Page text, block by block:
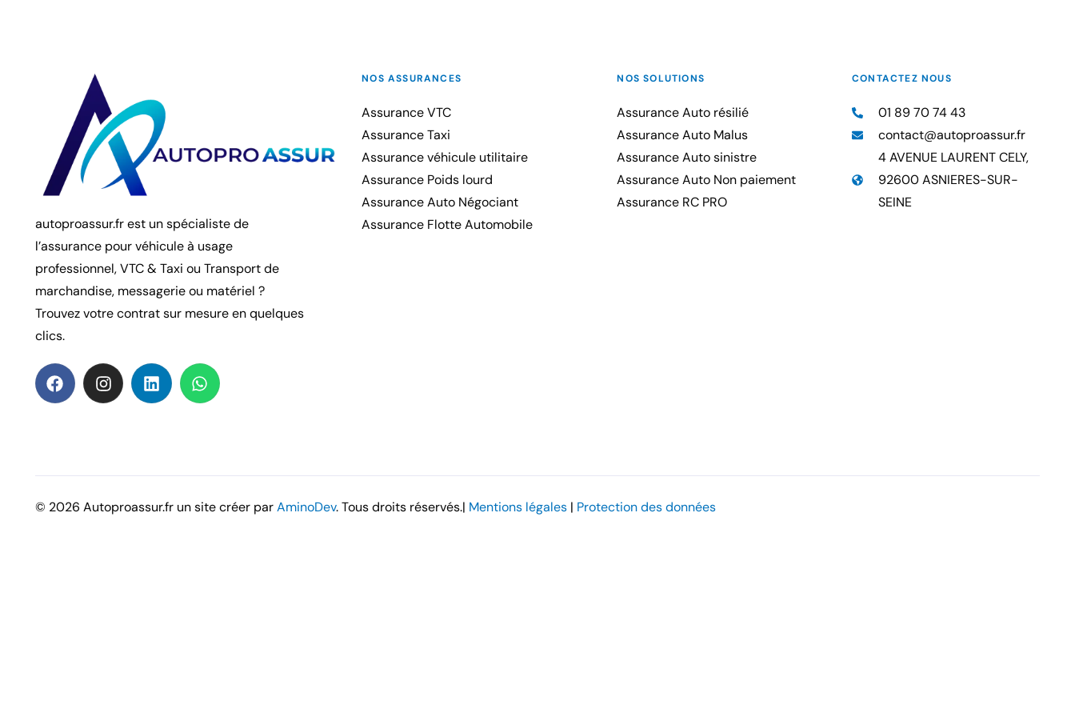
autoproassur.fr est un spécialiste de
l’assurance pour véhicule à usage
professionnel, VTC & Taxi ou Transport de
marchandise, messagerie ou matériel ?
Trouvez votre contrat sur mesure en quelques
clics.
NOS ASSURANCES
Assurance VTC
Assurance Taxi
Assurance véhicule utilitaire
Assurance Poids lourd
Assurance Auto Négociant
Assurance Flotte Automobile
NOS SOLUTIONS
Assurance Auto résilié
Assurance Auto Malus
Assurance Auto sinistre
Assurance Auto Non paiement
Assurance RC PRO
CONTACTEZ NOUS
01 89 70 74 43
contact@autoproassur.fr
4 AVENUE LAURENT CELY,
92600 ASNIERES-SUR-
SEINE
© 2026 Autoproassur.fr un site créer parAminoDev. Tous droits réservés.| Mentions légales| Protection des données